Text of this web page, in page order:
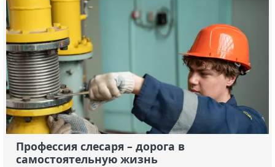
Профессия слесаря – дорога в
самостоятельную жизнь